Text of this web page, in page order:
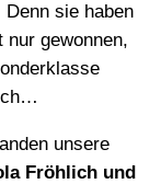
sie haben
nur gewonnen,
unsere
Fröhlich und